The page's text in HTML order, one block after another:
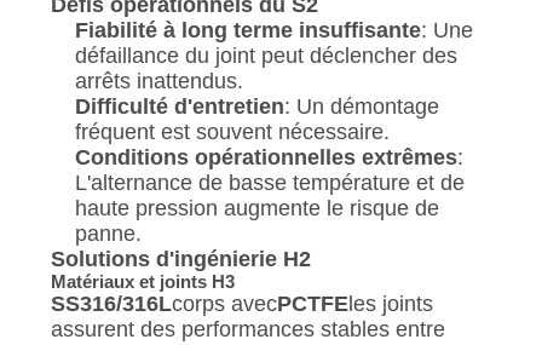
Défis opérationnels du S2
Fiabilité à long terme insuffisante: Une
défaillance du joint peut déclencher des
arrêts inattendus.
Difficulté d'entretien: Un démontage
fréquent est souvent nécessaire.
Conditions opérationnelles extrêmes:
L'alternance de basse température et de
haute pression augmente le risque de
panne.
Solutions d'ingénierie H2
Matériaux et joints H3
SS316/316Lcorps avecPCTFEles joints
assurent des performances stables entre